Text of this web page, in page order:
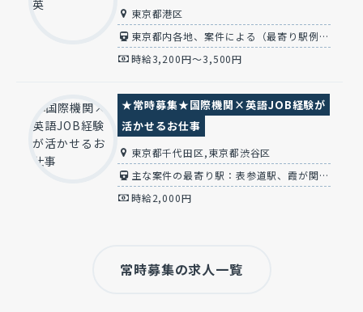
東京都港区
東京都内各地、案件による（最寄り駅例：神谷町/六本木一丁目/溜池山王/大崎/新宿/品川など）
時給3,200円～3,500円
★常時募集★国際機関×英語JOB経験が
活かせるお仕事
東京都千代田区,東京都渋谷区
主な案件の最寄り駅：表参道駅、霞が関、虎ノ門、虎ノ門ヒルズ、内幸町、六本木一丁目
時給2,000円
常時募集の求人一覧